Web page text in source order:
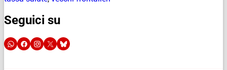
Seguici su